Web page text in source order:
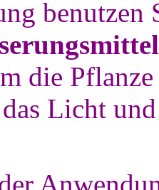
benutzen
die
Licht